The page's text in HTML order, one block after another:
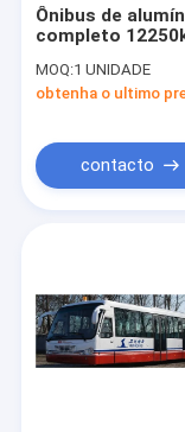
Ônibus de
completo
ônibus do
do aeroporto de
MOQ:1 UNIDADE
obtenha o ultimo
contacto